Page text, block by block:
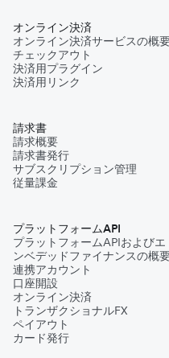
オンライン決済
オンライン決済サービスの概
チェックアウト
決済用プラグイン
決済用リンク
請求書
請求概要
請求書発行
サブスクリプション管理
従量課金
プラットフォームAPI
プラットフォームAPIおよびエ
ンベデッドファイナンスの概
連携アカウント
口座開設
オンライン決済
トランザクショナルFX
ペイアウト
カード発行